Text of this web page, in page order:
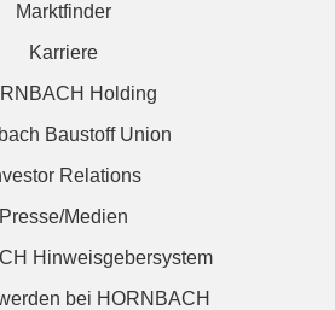
Marktfinder
Karriere
Holding
Baustoff Union
Relations
Presse/Medien
Hinweisgebersystem
bei HORNBACH